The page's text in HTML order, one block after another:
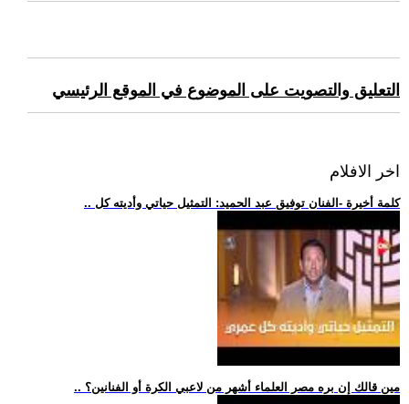
التعليق والتصويت على الموضوع في الموقع الرئيسي
اخر الافلام
.. كلمة أخيرة -الفنان توفيق عبد الحميد: التمثيل حياتي وأديته كل
.. مين قالك إن بره مصر العلماء أشهر من لاعبي الكرة أو الفنانين؟